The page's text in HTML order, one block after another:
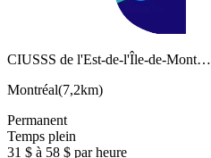
CIUSSS de l'Est-de-l'Île-de-Mont…
Montréal(7,2km)
Permanent
Temps plein
31 $ à 58 $ par heure